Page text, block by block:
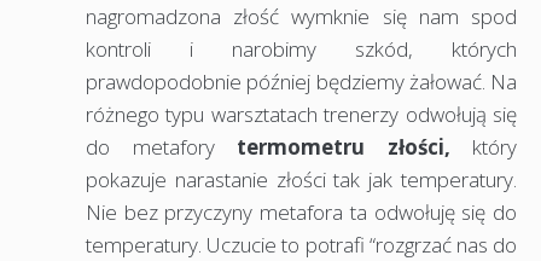
nagromadzona złość wymknie się nam spod
kontroli i narobimy szkód, których
prawdopodobnie później będziemy żałować. Na
różnego typu warsztatach trenerzy odwołują się
do metafory termometru złości, który
pokazuje narastanie złości tak jak temperatury.
Nie bez przyczyny metafora ta odwołuję się do
temperatury. Uczucie to potrafi “rozgrzać nas do